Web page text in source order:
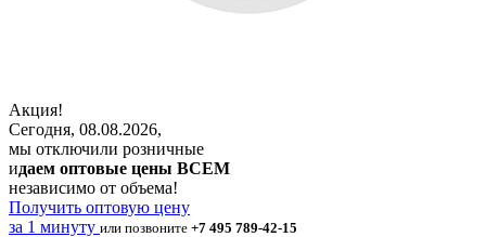
Акция!
Сегодня, 08.08.2026,
мы отключили розничные
идаем оптовые цены ВСЕМ
независимо от объема!
Получить оптовую цену
за 1 минуту или позвоните +7 495 789-42-15